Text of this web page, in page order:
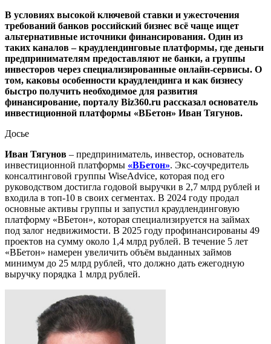
В условиях высокой ключевой ставки и ужесточения
требований банков российский бизнес всё чаще ищет
альтернативные источники финансирования. Один из
таких каналов – краудлендинговые платформы, где деньги
предпринимателям предоставляют не банки, а группы
инвесторов через специализированные онлайн-сервисы. О
том, каковы особенности краудлендинга и как бизнесу
быстро получить необходимое для развития
финансирование, порталу Biz360.ru рассказал основатель
инвестиционной платформы «ВБетон» Иван Тягунов.
Досье
Иван Тягунов – предприниматель, инвестор, основатель
инвестиционной платформы «ВБетон». Экс-соучредитель
консалтинговой группы WiseAdvice, которая под его
руководством достигла годовой выручки в 2,7 млрд рублей и
входила в топ-10 в своих сегментах. В 2024 году продал
основные активы группы и запустил краудлендинговую
платформу «ВБетон», которая специализируется на займах
под залог недвижимости. В 2025 году профинансированы 49
проектов на сумму около 1,4 млрд рублей. В течение 5 лет
«ВБетон» намерен увеличить объём выданных займов
минимум до 25 млрд рублей, что должно дать ежегодную
выручку порядка 1 млрд рублей.